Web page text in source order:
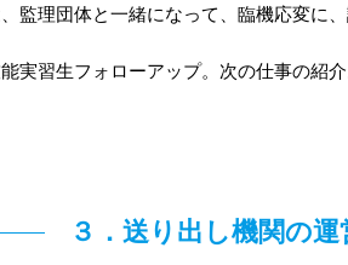
監理団体と一緒になって、臨機応変に
能実習生フォローアップ。次の仕事の紹
３．送り出し機関の運